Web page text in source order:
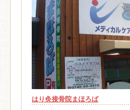
はり灸接骨院まほろば